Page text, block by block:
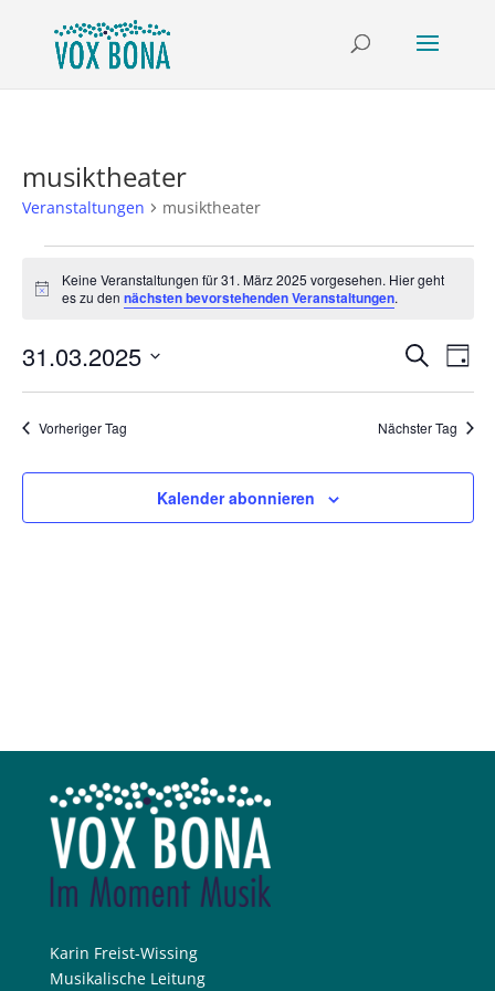
musiktheater
Veranstaltungen musiktheater
Veranstaltungen
für
März
2025
Hinweis
Keine Veranstaltungen für 31. März 2025 vorgesehen. Hier geht
es zu den nächsten bevorstehenden Veranstaltungen.
Suche
SucheTag
31.03.2025
Vorheriger Tag Nächster Tag
Kalender abonnieren
Karin Freist-Wissing
Musikalische Leitung